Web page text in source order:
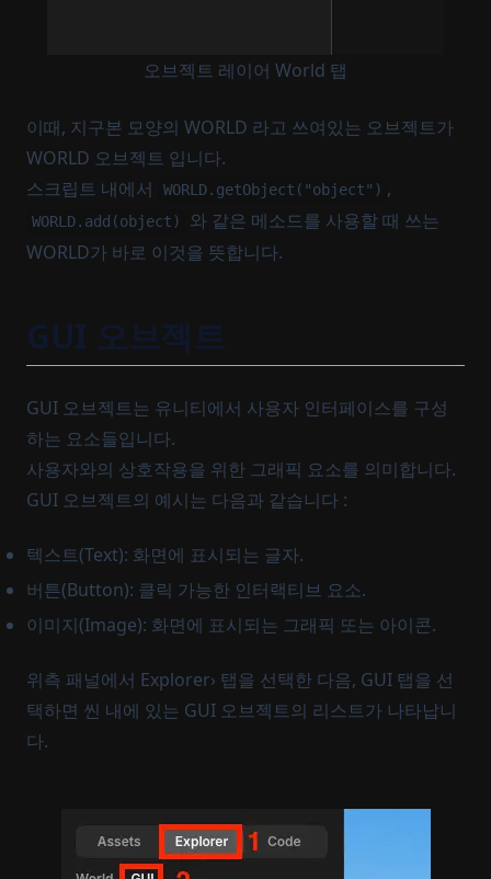
오브젝트 레이어 World 탭
이때, 지구본 모양의 WORLD 라고 쓰여있는 오브젝트가
WORLD 오브젝트 입니다.
스크립트 내에서
WORLD.getObject("object") ,
WORLD.add(object)
와 같은 메소드를 사용할 때 쓰는
WORLD가 바로 이것을 뜻합니다.
GUI 오브젝트
GUI 오브젝트는 유니티에서 사용자 인터페이스를 구성
하는 요소들입니다.
사용자와의 상호작용을 위한 그래픽 요소를 의미합니다.
GUI 오브젝트의 예시는 다음과 같습니다 :
텍스트(Text): 화면에 표시되는 글자.
버튼(Button): 클릭 가능한 인터랙티브 요소.
이미지(Image): 화면에 표시되는 그래픽 또는 아이콘.
위측 패널에서 Explorer› 탭을 선택한 다음, GUI 탭을 선
택하면 씬 내에 있는 GUI 오브젝트의 리스트가 나타납니
다.